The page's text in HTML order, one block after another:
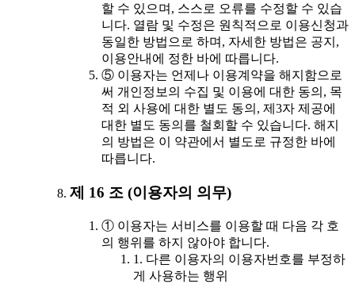
할 수 있으며, 스스로 오류를 수정할 수 있습
니다. 열람 및 수정은 원칙적으로 이용신청과
동일한 방법으로 하며, 자세한 방법은 공지,
이용안내에 정한 바에 따릅니다.
⑤ 이용자는 언제나 이용계약을 해지함으로
써 개인정보의 수집 및 이용에 대한 동의, 목
적 외 사용에 대한 별도 동의, 제3자 제공에
대한 별도 동의를 철회할 수 있습니다. 해지
의 방법은 이 약관에서 별도로 규정한 바에
따릅니다.
제 16 조 (이용자의 의무)
① 이용자는 서비스를 이용할 때 다음 각 호
의 행위를 하지 않아야 합니다.
1. 다른 이용자의 이용자번호를 부정하
게 사용하는 행위